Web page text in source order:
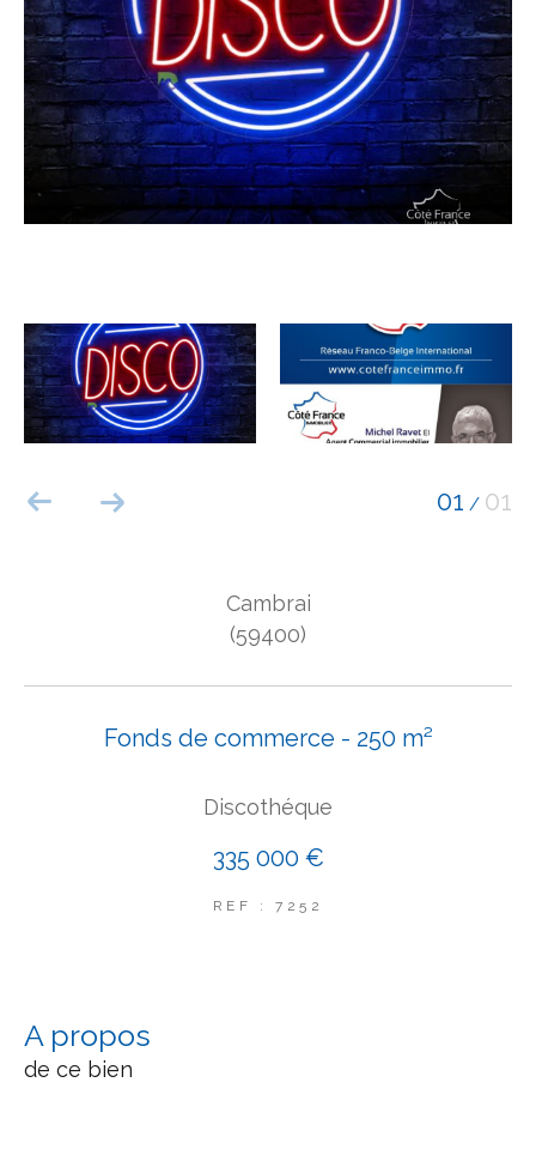
01 / 01
Cambrai
(59400)
Fonds de commerce - 250 m²
Discothéque
335 000 €
REF : 7252
a propos
de ce bien
Budget
Budget
Surface
Surface
AFFINER LES CRITÈRES
EXCLUSIVITÉS